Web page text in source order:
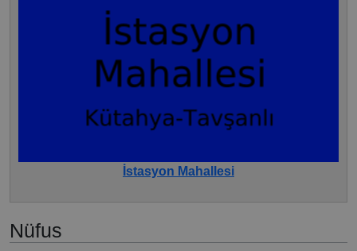
İstasyon Mahallesi
Nüfus